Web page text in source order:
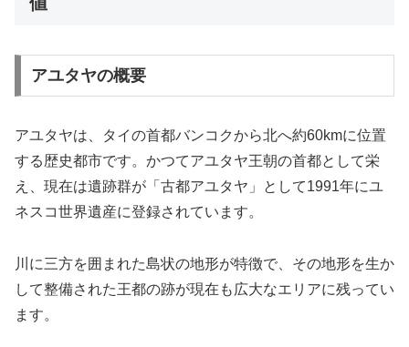
アユタヤの概要
アユタヤは、タイの首都バンコクから北へ約60kmに位置
する歴史都市です。かつてアユタヤ王朝の首都として栄
え、現在は遺跡群が「古都アユタヤ」として1991年にユ
ネスコ世界遺産に登録されています。
川に三方を囲まれた島状の地形が特徴で、その地形を生か
して整備された王都の跡が現在も広大なエリアに残ってい
ます。